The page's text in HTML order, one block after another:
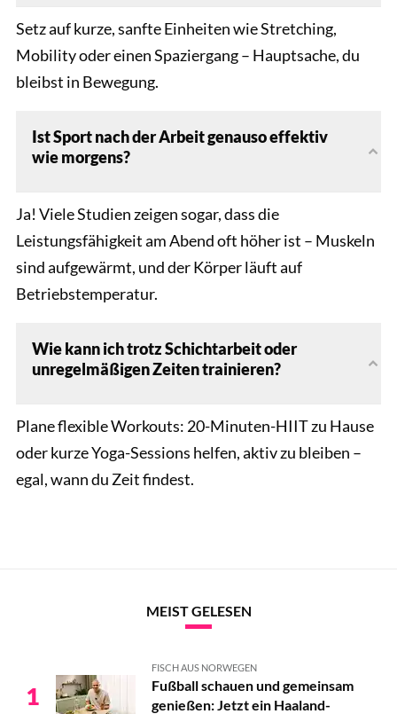
Setz auf kurze, sanfte Einheiten wie Stretching,
Mobility oder einen Spaziergang – Hauptsache, du
bleibst in Bewegung.
Ist Sport nach der Arbeit genauso effektiv
wie morgens?
Ja! Viele Studien zeigen sogar, dass die
Leistungsfähigkeit am Abend oft höher ist – Muskeln
sind aufgewärmt, und der Körper läuft auf
Betriebstemperatur.
Wie kann ich trotz Schichtarbeit oder
unregelmäßigen Zeiten trainieren?
Plane flexible Workouts: 20-Minuten-HIIT zu Hause
oder kurze Yoga-Sessions helfen, aktiv zu bleiben –
egal, wann du Zeit findest.
MEIST GELESEN
1
FISCH AUS NORWEGEN
Fußball schauen und gemeinsam
genießen: Jetzt ein Haaland-